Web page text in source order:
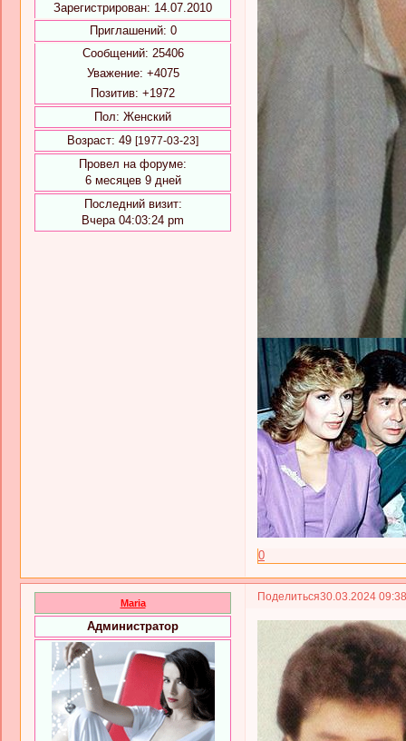
Зарегистрирован: 14.07.2010
Приглашений: 0
Сообщений: 25406
Уважение: +4075
Позитив: +1972
Пол: Женский
Возраст: 49 [1977-03-23]
Провел на форуме:
6 месяцев 9 дней
Последний визит:
Вчера 04:03:24 pm
0
Поделиться30.03.2024
Maria
Администратор